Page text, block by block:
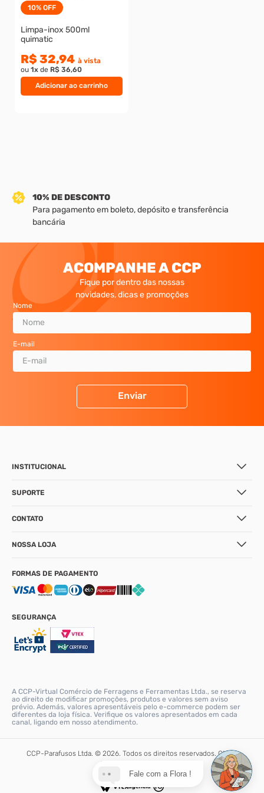
10% OFF
Adicionar ao carrinho
Limpa-inox 500ml
quimatic
R$ 32,94 à vista
ou 1x de R$ 36,60
10% DE DESCONTO
Para pagamento em boleto, depósito e transferência
bancária
ACOMPANHE A CCP
Fique por dentro das nossas
novidades, dicas e promoções
Nome
E-mail
Enviar
INSTITUCIONAL
SUPORTE
CONTATO
NOSSA LOJA
FORMAS DE PAGAMENTO
SEGURANÇA
A CCP-Virtual Comércio de Ferragens e Ferramentas Ltda., se reserva
ao direito de modificar promoções, produtos e valores sem aviso
prévio. Además, valores apresentáveis pelo e-commerce podem ser
diferentes da loja física. Verifique os valores apresentados em cada
canal, ligando em nosso atendimento.
CCP-Parafusos Ltda. © 2026. Todos os direitos reservados. CNPJ:
56.331.671/0001-90
Fale com a Flora !
9º
rodizio
10º parafuso allen cabeça